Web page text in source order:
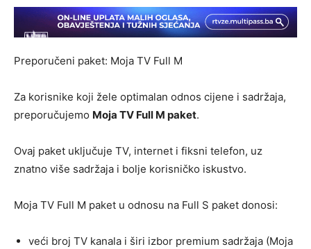
Preporučeni paket: Moja TV Full M
Za korisnike koji žele optimalan odnos cijene i sadržaja,
preporučujemo Moja TV Full M paket.
Ovaj paket uključuje TV, internet i fiksni telefon, uz
znatno više sadržaja i bolje korisničko iskustvo.
Moja TV Full M paket u odnosu na Full S paket donosi:
veći broj TV kanala i širi izbor premium sadržaja (Moja